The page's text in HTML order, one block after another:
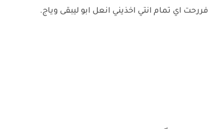
فررحت اي تمام انتي اخذيني انعل ابو ليبقى وياج.